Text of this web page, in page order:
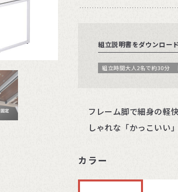
組立説明書をダウンロード
組立時間大人2名で約30分
フレーム脚で細身の軽
しゃれな「かっこいい
カラー